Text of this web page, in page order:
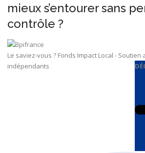
mieux s’entourer sans
contrôle ?
Le saviez-vous ? Fonds Impact Local - Soutien
indépendants